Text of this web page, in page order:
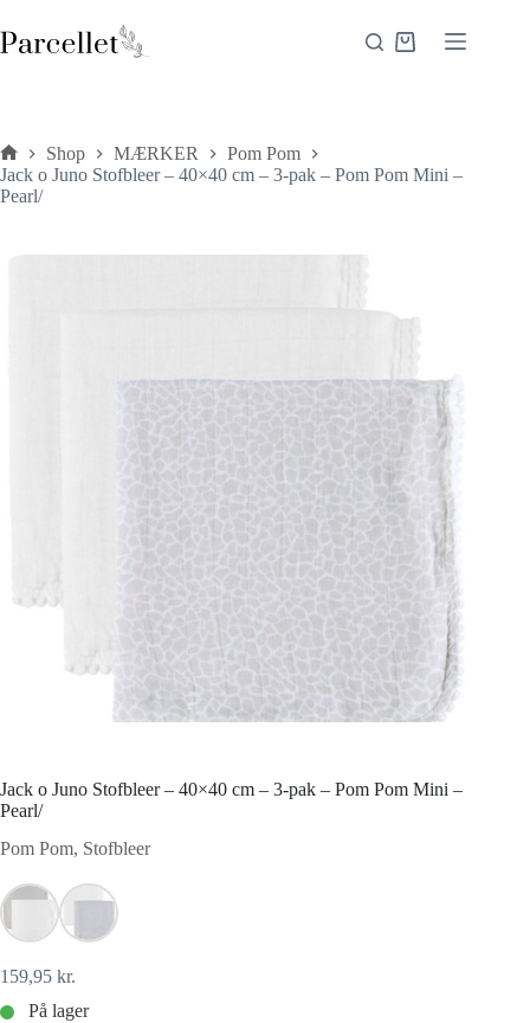
til
indhold
Indkøbskurv
Forside
Shop MÆRKER
Pom Pom
Jack o Juno Stofbleer – 40×40 cm – 3-pak – Pom Pom Mini –
Pearl/
Jack o Juno Stofbleer – 40×40 cm – 3-pak – Pom Pom Mini –
Pearl/
Pom Pom, Stofbleer
159,95 kr.
På lager